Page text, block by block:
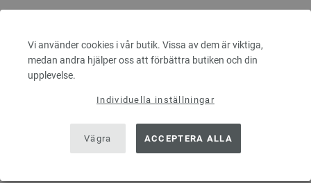
Vi använder cookies i vår butik. Vissa av dem är viktiga,
medan andra hjälper oss att förbättra butiken och din
upplevelse.
Individuella inställningar
Vägra ACCEPTERA ALLA